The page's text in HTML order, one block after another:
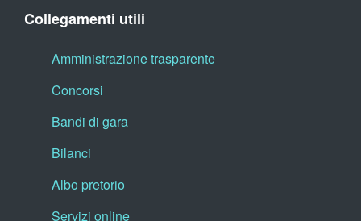
Collegamenti utili
Amministrazione trasparente
Concorsi
Bandi di gara
Bilanci
Albo pretorio
Servizi online